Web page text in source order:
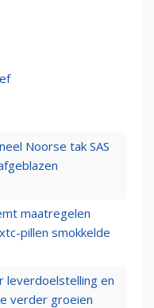
Noorse tak SAS
maatregelen
pillen smokkelde
leverdoelstelling en
verder groeien